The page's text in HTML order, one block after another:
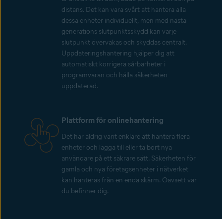
distans. Det kan vara svårt att hantera alla
dessa enheter individuellt, men med nästa
generations slutpunktsskydd kan varje
slutpunkt övervakas och skyddas centralt.
Uppdateringshantering hjälper dig att
automatiskt korrigera sårbarheter i
programvaran och hålla säkerheten
uppdaterad.
Plattform för onlinehantering
Det har aldrig varit enklare att hantera flera
enheter och lägga till eller ta bort nya
användare på ett säkrare sätt. Säkerheten för
gamla och nya företagsenheter i nätverket
kan hanteras från en enda skärm. Oavsett var
du befinner dig.